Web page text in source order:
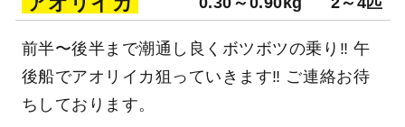
前半〜後半まで潮通し良くボツボツの乗り‼ 午
後船でアオリイカ狙っていきます‼ ご連絡お待
ちしております。